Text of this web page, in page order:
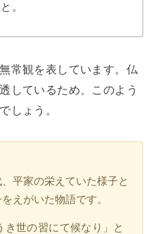
。
常観を表しています。仏
しているため、このよう
しょう。
平家の栄えていた様子と
えがいた物語です。
き世の習にて候なり」と